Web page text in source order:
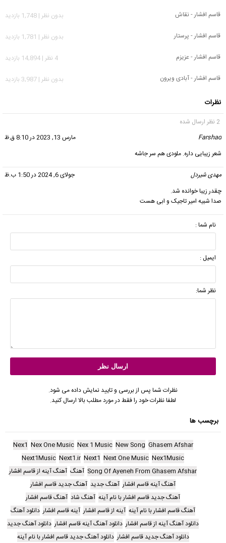
قاسم افشار - نقاش
بدون نظر | 1,748 بازدید
قاسم افشار - پرستار
بدون نظر | 1,781 بازدید
قاسم افشار - عزیزم
4 نظر | 14,894 بازدید
قاسم افشار - آبادی ویرون
بدون نظر | 3,987 بازدید
نظرات
2 نظر ارسال شده
Farshad
مارس 13, 2023 در 8:10 ق.ظ
شعر زیبایی داره. ملودی هم سر جاشه
مهدی شیردل
جولای 6, 2024 در 1:50 ب.ظ
چقدر زیبا خوانده شد.
صدا شبیه امیر تاجیک و ابی هست
نام شما :
ایمیل :
نظر شما:
نظرات شما پس از بررسی و تایید نمایش داده می شود.
لطفا نظرات خود را فقط در مورد مطلب بالا ارسال کنید.
برچسب ها
Ghasem Afshar
New Song
Nex 1 Music
Nex One Music
Nex1
Nex1Music
Next One Music
Next1
Next1.ir
Next1Music
Song Of Ayeneh From Ghasem Afshar آهنگ آهنگ آینه از قاسم افشار
آهنگ آینه قاسم افشار آهنگ جدید آهنگ جدید قاسم افشار
آهنگ جدید قاسم افشار با نام آینه آهنگ شاد آهنگ قاسم افشار
آهنگ قاسم افشار با نام آینه آینه از قاسم افشار آینه قاسم افشار دانلود آهنگ
دانلود آهنگ آینه از قاسم افشار دانلود آهنگ آینه قاسم افشار دانلود آهنگ جدید
دانلود آهنگ جدید قاسم افشار دانلود آهنگ جدید قاسم افشار با نام آینه